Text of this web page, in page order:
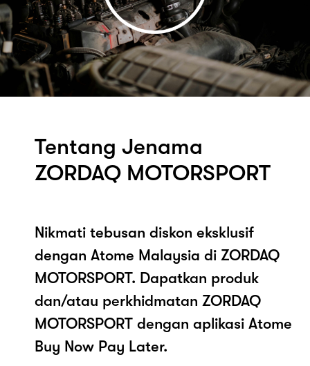
Tentang Jenama
ZORDAQ MOTORSPORT
Nikmati tebusan diskon eksklusif
dengan Atome Malaysia di ZORDAQ
MOTORSPORT. Dapatkan produk
dan/atau perkhidmatan ZORDAQ
MOTORSPORT dengan aplikasi Atome
Buy Now Pay Later.